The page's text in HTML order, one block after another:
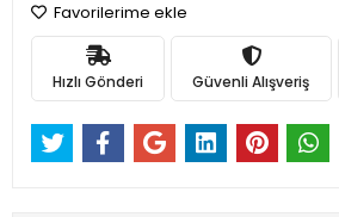
Favorilerime ekle
Hızlı Gönderi Güvenli Alışveriş